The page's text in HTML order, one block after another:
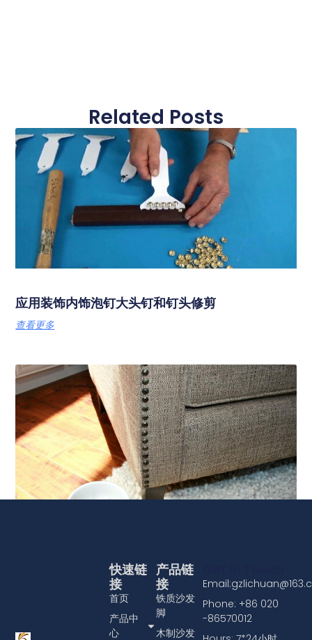
Related Posts
应用装饰内饰泡钉大头钉和钉头修剪
查看更多
产品链
接
铁质沙发
脚
木制沙发
快速链
接
首页
产品中
心
Phone: +86 020
-86570012